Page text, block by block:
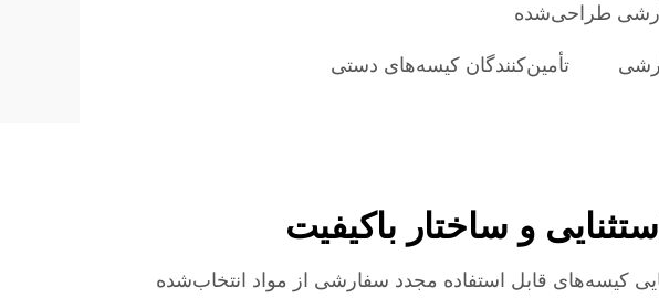
طراحی‌شده
تأمین‌کنندگان کیسه‌های دستی
و ساختار باکیفیت
کیسه‌های قابل استفاده مجدد سفارشی از مواد انتخاب‌شده